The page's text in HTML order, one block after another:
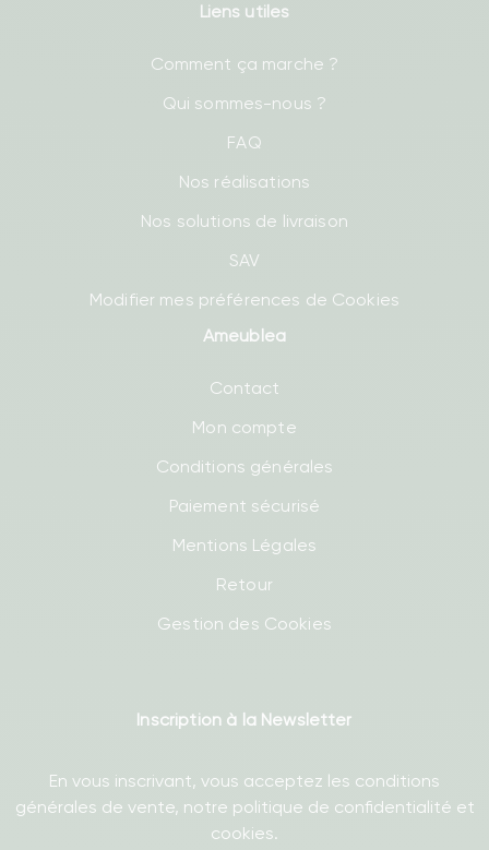
Liens utiles
Comment ça marche ?
Qui sommes-nous ?
FAQ
Nos réalisations
Nos solutions de livraison
SAV
Modifier mes préférences de Cookies
Ameublea
Contact
Mon compte
Conditions générales
Paiement sécurisé
Mentions Légales
Retour
Gestion des Cookies
Inscription à la Newsletter
En vous inscrivant, vous acceptez les conditions
générales de vente, notre politique de confidentialité et
cookies.